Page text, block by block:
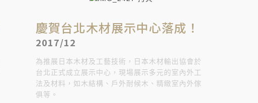
慶賀台北木材展示中心落成！
2017/12
為推展日本木材及工藝技術，日本木材輸出協會於
台北正式成立展示中心，現場展示多元的室內外工
法及材料，如木結構、戶外耐候木、精緻室內外傢
俱等。